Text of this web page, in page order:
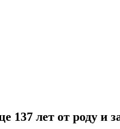
137 лет от роду и